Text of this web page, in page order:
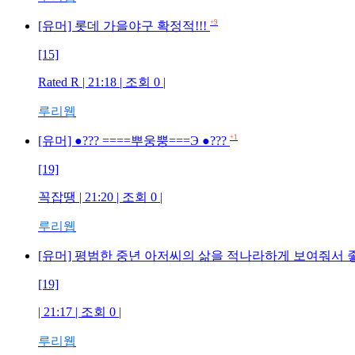
[유머] 롯데 가을야구 확정적!!! +9
[15]
Rated R | 21:18 | 조회 0 |
루리웹
[유머] ●??? ====뿌웅뿡===Э ●??? +1
[19]
꼭잡땡 | 21:20 | 조회 0 |
루리웹
[유머] 평범한 중년 아저씨의 삶을 적나라하게 보여줘서
[19]
| 21:17 | 조회 0 |
루리웹